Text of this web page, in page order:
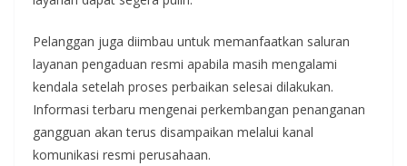
Pelanggan juga diimbau untuk memanfaatkan saluran
layanan pengaduan resmi apabila masih mengalami
kendala setelah proses perbaikan selesai dilakukan.
Informasi terbaru mengenai perkembangan penanganan
gangguan akan terus disampaikan melalui kanal
komunikasi resmi perusahaan.